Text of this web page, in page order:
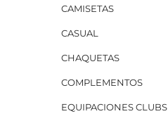
CAMISETAS
CASUAL
CHAQUETAS
COMPLEMENTOS
EQUIPACIONES CLUBS